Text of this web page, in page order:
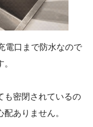
電口まで防水なので
も密閉されているの
ありません。